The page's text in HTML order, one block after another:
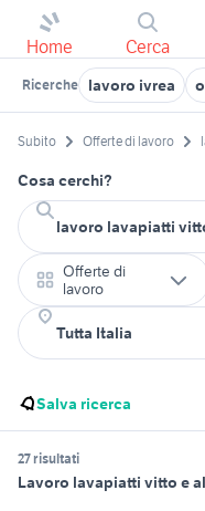
Home Cerca
Ricerche lavoro ivrea
Subito Offerte di lavoro
Cosa cerchi?
Offerte di
lavoro
Salva ricerca
27 risultati
Lavoro lavapiatti vitto e